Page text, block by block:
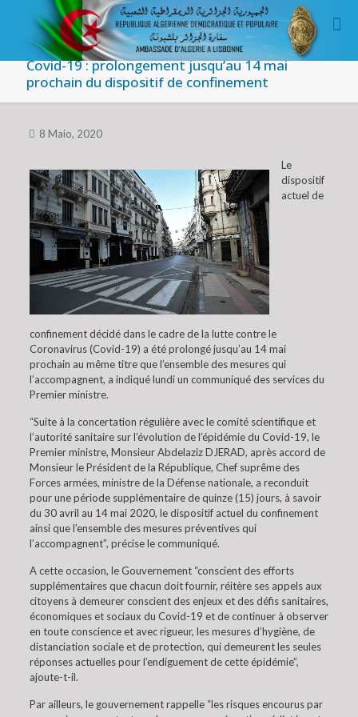
Covid-19 : prolongement jusqu’au 14 mai
prochain du dispositif de confinement
8 Maio, 2020
Le
dispositif
actuel de
confinement décidé dans le cadre de la lutte contre le
Coronavirus (Covid-19) a été prolongé jusqu’au 14 mai
prochain au même titre que l’ensemble des mesures qui
l’accompagnent, a indiqué lundi un communiqué des services du
Premier ministre.
“Suite à la concertation régulière avec le comité scientifique et
l’autorité sanitaire sur l’évolution de l’épidémie du Covid-19, le
Premier ministre, Monsieur Abdelaziz DJERAD, après accord de
Monsieur le Président de la République, Chef suprême des
Forces armées, ministre de la Défense nationale, a reconduit
pour une période supplémentaire de quinze (15) jours, à savoir
du 30 avril au 14 mai 2020, le dispositif actuel du confinement
ainsi que l’ensemble des mesures préventives qui
l’accompagnent”, précise le communiqué.
A cette occasion, le Gouvernement “conscient des efforts
supplémentaires que chacun doit fournir, réitère ses appels aux
citoyens à demeurer conscient des enjeux et des défis sanitaires,
économiques et sociaux du Covid-19 et de continuer à observer
en toute conscience et avec rigueur, les mesures d’hygiène, de
distanciation sociale et de protection, qui demeurent les seules
réponses actuelles pour l’endiguement de cette épidémie”,
ajoute-t-il.
Par ailleurs, le gouvernement rappelle “les risques encourus par